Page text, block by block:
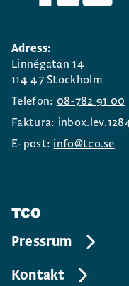
Adress:
Linnégatan 14
114 47 Stockholm
Telefon: 08-782 91 00
Faktura:
E-post: info@tco.se
TCO
Pressrum
Kontakt